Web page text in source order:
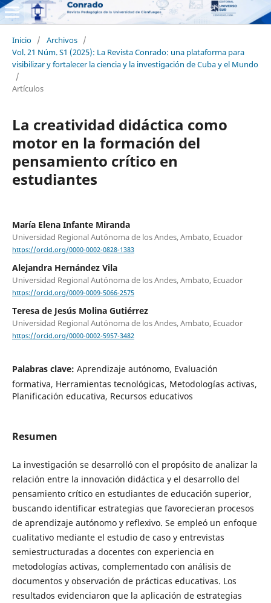
Inicio / Archivos /
Vol. 21 Núm. S1 (2025): La Revista Conrado: una plataforma para
visibilizar y fortalecer la ciencia y la investigación de Cuba y el Mundo
/
Artículos
La creatividad didáctica como
motor en la formación del
pensamiento crítico en
estudiantes
María Elena Infante Miranda
Universidad Regional Autónoma de los Andes, Ambato, Ecuador
https://orcid.org/0000-0002-0828-1383
Alejandra Hernández Vila
Universidad Regional Autónoma de los Andes, Ambato, Ecuador
https://orcid.org/0009-0009-5066-2575
Teresa de Jesús Molina Gutiérrez
Universidad Regional Autónoma de los Andes, Ambato, Ecuador
https://orcid.org/0000-0002-5957-3482
Palabras clave: Aprendizaje autónomo, Evaluación
formativa, Herramientas tecnológicas, Metodologías activas,
Planificación educativa, Recursos educativos
Resumen
La investigación se desarrolló con el propósito de analizar la
relación entre la innovación didáctica y el desarrollo del
pensamiento crítico en estudiantes de educación superior,
buscando identificar estrategias que favorecieran procesos
de aprendizaje autónomo y reflexivo. Se empleó un enfoque
cualitativo mediante el estudio de caso y entrevistas
semiestructuradas a docentes con experiencia en
metodologías activas, complementado con análisis de
documentos y observación de prácticas educativas. Los
resultados evidenciaron que la aplicación de estrategias